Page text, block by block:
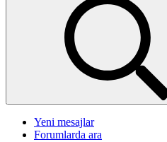
Yeni mesajlar
Forumlarda ara